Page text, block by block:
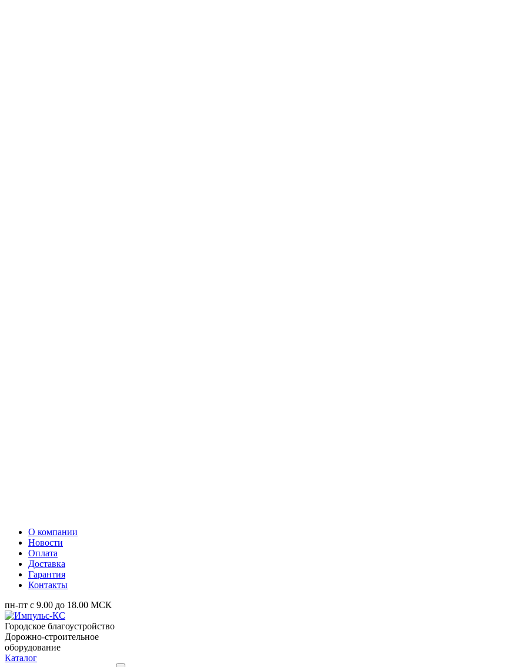
О компании
Новости
Оплата
Доставка
Гарантия
Контакты
пн-пт с 9.00 до 18.00 МСК
Городское благоустройство
Дорожно-строительное
оборудование
Каталог